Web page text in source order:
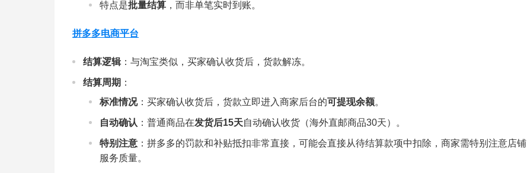
特点是批量结算 ，而非单笔实时到账。
拼多多电商平台
结算逻辑：与淘宝类似，买家确认收货后，货款解冻。
结算周期 ：
标准情况：买家确认收货后，货款立即进入商家后台的可提现余额。
自动确认 ：普通商品在发货后15天自动确认收货（海外直邮商品30天）。
特别注意 ：拼多多的罚款和补贴抵扣非常直接，可能会直接从待结算款项中扣除，商家需特别注意店铺
服务质量。